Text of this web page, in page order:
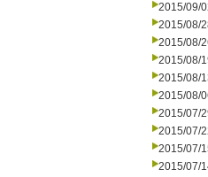
2015/09/
2015/08/
2015/08/
2015/08/
2015/08/
2015/08/
2015/07/
2015/07/
2015/07/
2015/07/